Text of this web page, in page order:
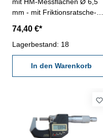
mm - mit Friktionsratsche-
SET-, DATA-, mm/inch/0-
Taste - mit Datenausgang RB
6 - Ablesung: 0,001 mm -
Genauigkeit DIN 863 - mit
Einstellmaß - im
74,40 €*
Lagerbestand: 18
In den Warenkorb